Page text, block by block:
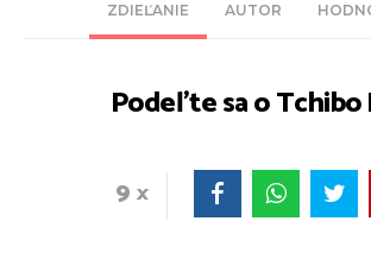
ZDIEĽANIE AUTOR
Podeľte sa o Tchibo
9